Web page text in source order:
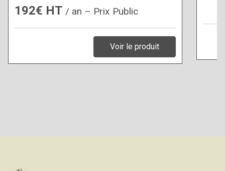
192€ HT / an – Prix Public
Voir le produit